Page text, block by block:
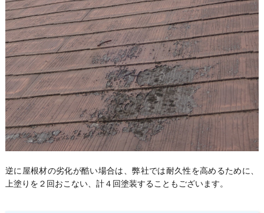
逆に屋根材の劣化が酷い場合は、弊社では耐久性を高めるために、
上塗りを２回おこない、計４回塗装することもございます。